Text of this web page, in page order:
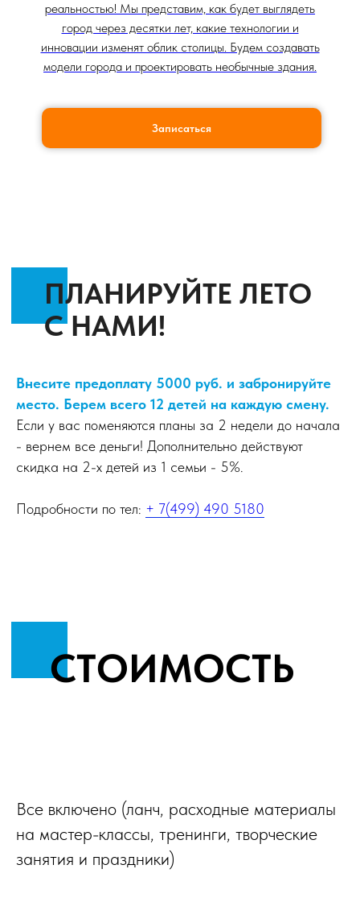
реальностью! Мы представим, как будет выглядеть
город через десятки лет, какие технологии и
инновации изменят облик столицы. Будем создавать
модели города и проектировать необычные здания.
Записаться
Внесите предоплату 5000 руб. и забронируйте
место. Берем всего 12 детей на каждую смену.
Если у вас поменяются планы за 2 недели до начала
- вернем все деньги! Дополнительно действуют
скидка на 2-х детей из 1 семьи - 5%.
Подробности по тел: + 7(499) 490 5180
Все включено (ланч, расходные материалы
на мастер-классы, тренинги, творческие
занятия и праздники)